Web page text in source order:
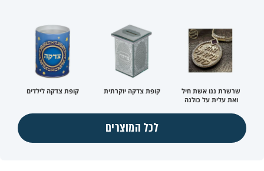
שרשרת ננו אשת חיל
ואת עלית על כולנה
קופת צדקה יוקרתית קופת צדקה לילדים
לכל המוצרים